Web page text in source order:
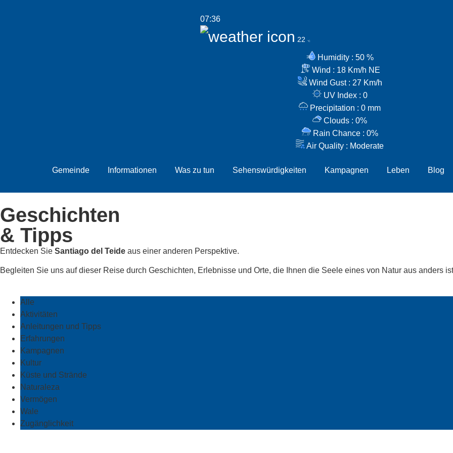
07:36
22 °C
Humidity
50 %
Wind
18 Km/h NE
Wind Gust
27 Km/h
UV Index
0
Precipitation
0 mm
Clouds
0%
Rain Chance
0%
Air Quality
Moderate
Gemeinde Informationen Was zu tun Sehenswürdigkeiten Kampagnen Leben Blog
Geschichten
& Tipps
Entdecken Sie Santiago del Teide aus einer anderen Perspektive.
Begleiten Sie uns auf dieser Reise durch Geschichten, Erlebnisse und Orte, die Ihnen die Seele eines von Natur aus anders
Alle
Aktivitäten
Anleitungen und Tipps
Erfahrungen
Kampagnen
Kultur
Küste und Strände
Naturaleza
Vermögen
Wale
Zugänglichkeit